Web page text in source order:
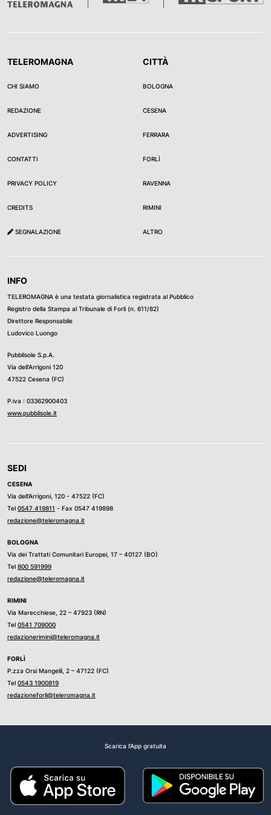
TELEROMAGNA
CHI SIAMO
REDAZIONE
ADVERTISING
CONTATTI
PRIVACY POLICY
CREDITS
SEGNALAZIONE
CITTÀ
BOLOGNA
CESENA
FERRARA
FORLÌ
RAVENNA
RIMINI
ALTRO
INFO
TELEROMAGNA è una testata giornalistica registrata al Pubblico
Registro della Stampa al Tribunale di Forli (n. 611/82)
Direttore Responsabile
Ludovico Luongo
Pubblisole S.p.A.
Via dell’Arrigoni 120
47522 Cesena (FC)
P.iva : 03362900403
www.pubblisole.it
SEDI
CESENA
Via dell’Arrigoni, 120 - 47522 (FC)
Tel 0547 419811 - Fax 0547 419898
redazione@teleromagna.it
BOLOGNA
Via dei Trattati Comunitari Europei, 17 – 40127 (BO)
Tel 800 591999
redazione@teleromagna.it
RIMINI
Via Marecchiese, 22 – 47923 (RN)
Tel 0541 709000
redazionerimini@teleromagna.it
FORLÌ
P.zza Orsi Mangelli, 2 – 47122 (FC)
Tel 0543 1900819
redazioneforli@teleromagna.it
Scarica l'App gratuita